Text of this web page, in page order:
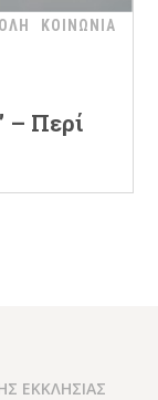
ΚΟΙΝΩΝΙΑ
– Περί
ΕΚΚΛΗΣΙΑΣ